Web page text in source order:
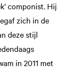
componist. Hij
zich in de
deze stijl
in 2011 met